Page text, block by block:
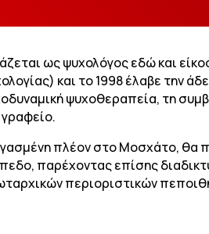
ως ψυχολόγος εδώ και
και το 1998 έλαβε την
ψυχοθεραπεία, τη
πλέον στο Μοσχάτο, θα
παρέχοντας επίσης
περιοριστικών